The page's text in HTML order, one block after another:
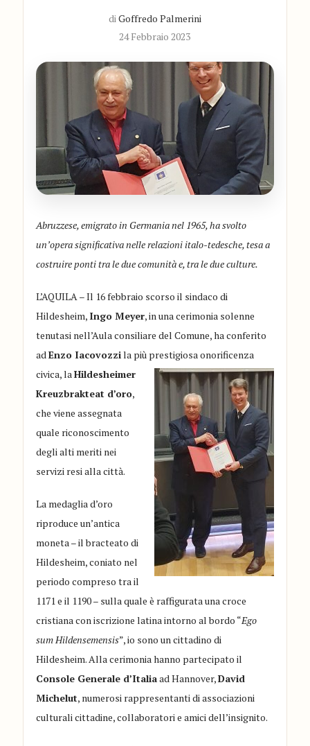
di Goffredo Palmerini
24 Febbraio 2023
Abruzzese, emigrato in Germania nel 1965, ha svolto
un’opera significativa nelle relazioni italo-tedesche, tesa a
costruire ponti tra le due comunità e, tra le due culture.
L’AQUILA – Il 16 febbraio scorso il sindaco di
Hildesheim, Ingo Meyer, in una cerimonia solenne
tenutasi nell’Aula consiliare del Comune, ha conferito
adEnzo Iacovozzila più prestigiosa onorificenza
civica, laHildesheimer
Kreuzbrakteat d’oro,
che viene assegnata
quale riconoscimento
degli alti meriti nei
servizi resi alla città.
La medaglia d’oro
riproduce un’antica
moneta – il bracteato di
Hildesheim, coniato nel
periodo compreso tra il
1171 e il 1190 – sulla quale è raffigurata una croce
cristiana con iscrizione latina intorno al bordo “Ego
sum Hildensemensis”, io sono un cittadino di
Hildesheim. Alla cerimonia hanno partecipato il
Console Generale d’Italiaad Hannover,David
Michelut, numerosi rappresentanti di associazioni
culturali cittadine, collaboratori e amici dell’insignito.